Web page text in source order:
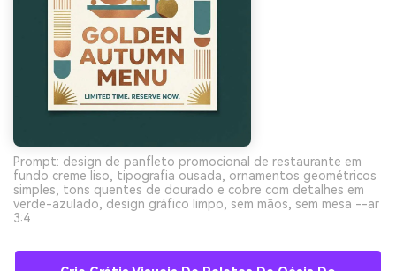
Prompt: design de panfleto promocional de restaurante em
fundo creme liso, tipografia ousada, ornamentos geométricos
simples, tons quentes de dourado e cobre com detalhes em
verde-azulado, design gráfico limpo, sem mãos, sem mesa --ar
3:4